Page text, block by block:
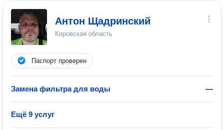
Антон Щадринский
Кировская область
Паспорт проверен
Замена фильтра для воды —
Ещё 9 услуг